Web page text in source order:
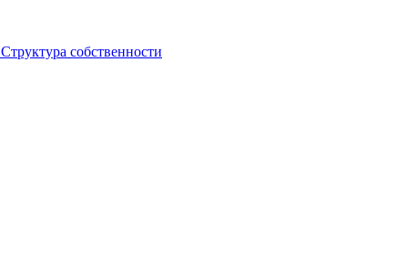
Структура собственности